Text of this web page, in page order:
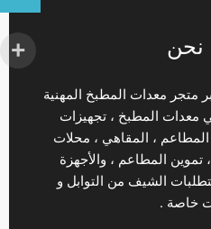
نحن
معدات المطبخ المهنية
معدات المطبخ ، تجهيزات
المطاعم ، المقاهي ، محلات
تموين المطاعم ، والأجهزة
الشيف من التوابل و
خاصة .